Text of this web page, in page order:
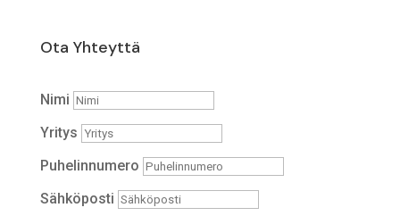
Ota Yhteyttä
Nimi
Yritys
Puhelinnumero
Sähköposti